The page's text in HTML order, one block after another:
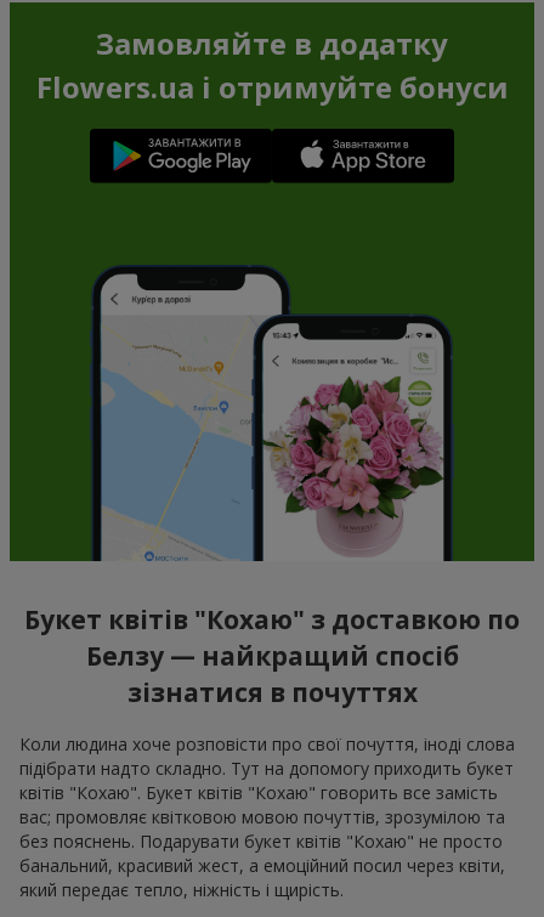
Замовляйте в додатку
Flowers.ua і отримуйте бонуси
Букет квітів "Кохаю" з доставкою по
Белзу — найкращий спосіб
зізнатися в почуттях
Коли людина хоче розповісти про свої почуття, іноді слова
підібрати надто складно. Тут на допомогу приходить букет
квітів "Кохаю". Букет квітів "Кохаю" говорить все замість
вас; промовляє квітковою мовою почуттів, зрозумілою та
без пояснень. Подарувати букет квітів "Кохаю" не просто
банальний, красивий жест, а емоційний посил через квіти,
який передає тепло, ніжність і щирість.